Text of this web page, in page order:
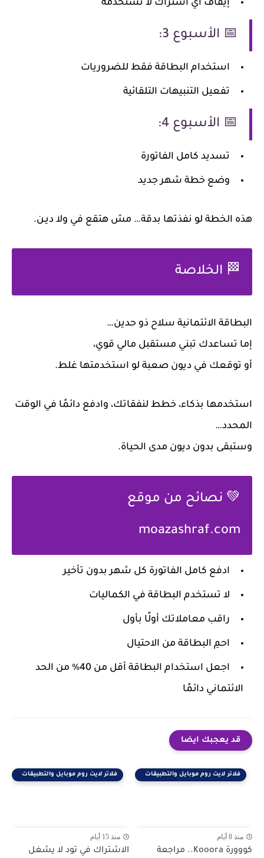
إيقاف أي اشتراك لا تستخدمه
📅 الأسبوع 3:
استخدام البطاقة فقط للضروريات
تفعيل التنبيهات التلقائية
📅 الأسبوع 4:
تسديد كامل الفاتورة
وضع خطة شهر جديد
هذه الخطة لو نفذتها بدقة… مش هتقع في ولا ديـن.
🏁 الخلاصة
البطاقة الائتمانية سلاح ذو حدين…
إما تساعدك تبني مستقبل مالي قوي،
أو توقعك في ديون صعبة لو استخدمتها غلط.
استخدمها بذكاء، خطط لنفقاتك، وادفع دائمًا في الوقت
المحدد…
وستبقى بدون ديون مدى الحياة.
💚 نصائح من موقع
moazashraf.com
ادفع كامل الفاتورة كل شهر بدون تأخير
لا تستخدم البطاقة في الكماليات
راقب معاملاتك أولًا بأول
احمِ البطاقة من الاحتيال
اجعل استخدام البطاقة أقل من 40% من الحد
الائتماني دائمًا
قد يعجبك ايضا
فلاتر لايت روم موبايل والتطبيقات
منذ 8 أيام
كووورة Kooora.. مراجعة
فلاتر لايت روم موبايل والتطبيقات
منذ 15 أيام
الاشتراك في تود لا يشغل